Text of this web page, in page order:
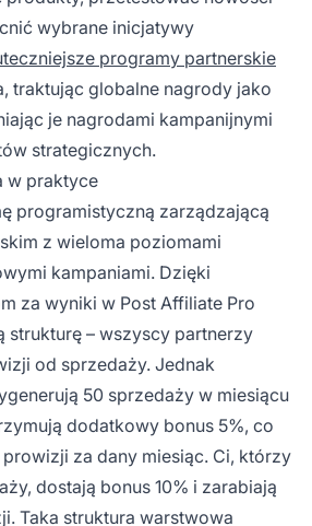
wybrane inicjatywy
programy partnerskie
traktując globalne nagrody jako
je nagrodami kampanijnymi
strategicznych.
w praktyce
programistyczną zarządzającą
z wieloma poziomami
kampaniami. Dzięki
za wyniki w Post Affiliate Pro
strukturę – wszyscy partnerzy
od sprzedaży. Jednak
50 sprzedaży w miesiącu
dodatkowy bonus 5%, co
prowizji za dany miesiąc. Ci, którzy
dostają bonus 10% i zarabiają
Taka struktura warstwowa